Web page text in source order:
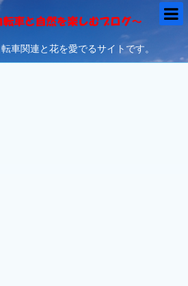
車関連と花を愛でるサイトです。